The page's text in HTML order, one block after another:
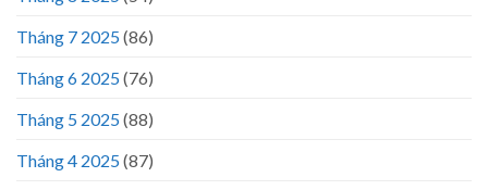
Tháng 7 2025(86)
Tháng 6 2025(76)
Tháng 5 2025(88)
Tháng 4 2025(87)